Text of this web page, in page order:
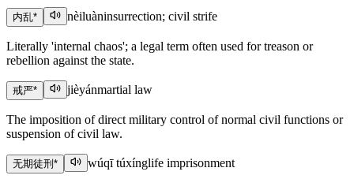
内乱* nèiluàninsurrection; civil strife
Literally 'internal chaos'; a legal term often used for treason or
rebellion against the state.
戒严* jièyánmartial law
The imposition of direct military control of normal civil functions or
suspension of civil law.
无期徒刑 * wúqī túxínglife imprisonment